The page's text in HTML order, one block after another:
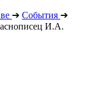
➔ События ➔
И.А.